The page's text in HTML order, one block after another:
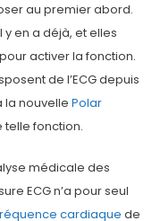
au premier abord.
y en a déjà, et elles
activer la fonction.
de l’ECG depuis
la nouvelle Polar
telle fonction.
médicale des
ECG n’a pour seul
cardiaque de